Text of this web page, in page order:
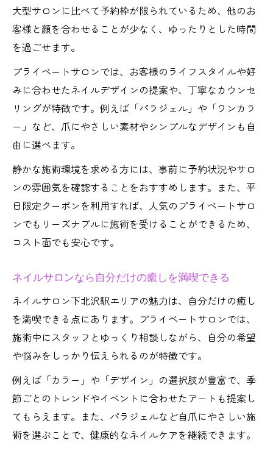
大型サロンに比べて予約枠が限られているため、他のお
客様と顔を合わせることが少なく、ゆったりとした時間
を過ごせます。
プライベートサロンでは、お客様のライフスタイルや好
みに合わせたネイルデザインの提案や、丁寧なカウンセ
リングが特徴です。例えば「パラジェル」や「ワンカラ
ー」など、爪にやさしい素材やシンプルなデザインも自
由に選べます。
静かな施術環境を求める方には、事前に予約状況やサロ
ンの雰囲気を確認することをおすすめします。また、平
日限定クーポンを利用すれば、人気のプライベートサロ
ンでもリーズナブルに施術を受けることができるため、
コスト面でも安心です。
ネイルサロンなら自分だけの癒しを満喫できる
ネイルサロン下北沢駅エリアの魅力は、自分だけの癒し
を満喫できる点にあります。プライベートサロンでは、
施術中にスタッフとゆっくり相談しながら、自分の希望
や悩みをしっかり伝えられるのが特徴です。
例えば「カラー」や「デザイン」の選択肢が豊富で、季
節ごとのトレンドやイベントに合わせたアートも提案し
てもらえます。また、パラジェルなど自爪にやさしい施
術を選ぶことで、健康的なネイルケアを継続できます。